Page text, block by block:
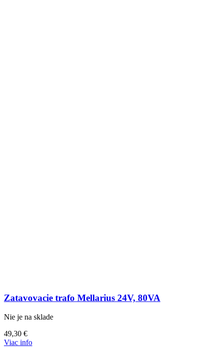
Zatavovacie trafo Mellarius 24V, 80VA
Nie je na sklade
49,30 €
Viac info